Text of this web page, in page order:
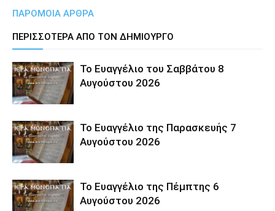
ΠΑΡΟΜΟΙΑ ΑΡΘΡΑ
ΠΕΡΙΣΣΟΤΕΡΑ ΑΠΟ ΤΟΝ ΔΗΜΙΟΥΡΓΟ
Το Ευαγγέλιο του Σαββάτου 8
Αυγούστου 2026
Το Ευαγγέλιο της Παρασκευής 7
Αυγούστου 2026
Το Ευαγγέλιο της Πέμπτης 6
Αυγούστου 2026